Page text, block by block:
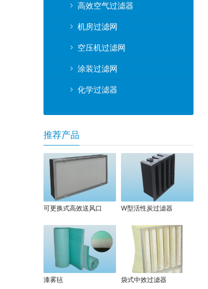
高效空气过滤器
机房过滤网
空压机过滤网
涂装过滤网
化学过滤器
推荐产品
可更换式高效送风口 W型活性炭过滤器
漆雾毡 袋式中效过滤器